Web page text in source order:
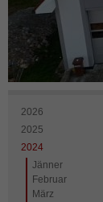
2026
2025
2024
Jänner
Februar
März